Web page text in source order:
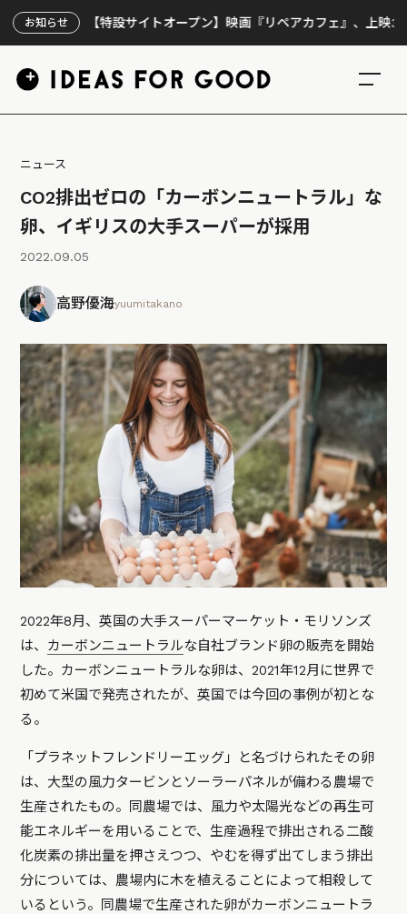
お知らせ
【特設サイトオープン】映画『リペアカフェ』、上映300回の
ニュース
CO2排出ゼロの「カーボンニュートラル」な
卵、イギリスの大手スーパーが採用
2022.09.05
高野優海yuumitakano
2022年8月、英国の大手スーパーマーケット・モリソンズ
は、 カーボンニュートラルな自社ブランド卵の販売を開始
した。カーボンニュートラルな卵は、2021年12月に世界で
初めて米国で発売されたが、英国では今回の事例が初とな
る。
「プラネットフレンドリーエッグ」と名づけられたその卵
は、大型の風力タービンとソーラーパネルが備わる農場で
生産されたもの。同農場では、風力や太陽光などの再生可
能エネルギーを用いることで、生産過程で排出される二酸
化炭素の排出量を押さえつつ、やむを得ず出てしまう排出
分については、農場内に木を植えることによって相殺して
いるという。同農場で生産された卵がカーボンニュートラ